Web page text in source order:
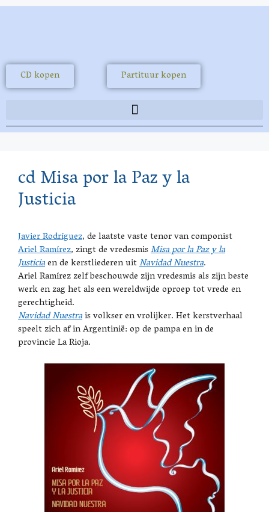
CD kopen Partituur kopen
cd Misa por la Paz y la
Justicia
Javier Rodríguez, de laatste vaste tenor van componist
Ariel Ramírez, zingt de vredesmisMisa por la Paz y la
Justiciaen de kerstliederen uitNavidad Nuestra.
Ariel Ramírez zelf beschouwde zijn vredesmis als zijn beste
werk en zag het als een wereldwijde oproep tot vrede en
gerechtigheid.
Navidad Nuestrais volkser en vrolijker. Het kerstverhaal
speelt zich af in Argentinië: op de pampa en in de
provincie La Rioja.